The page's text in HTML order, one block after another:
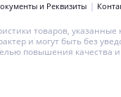
и Реквизиты
товаров, указанные
и могут быть без
повышения качества